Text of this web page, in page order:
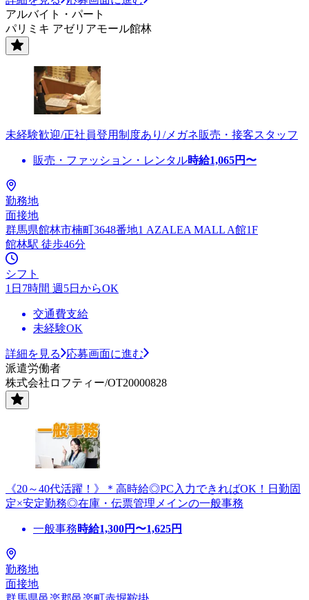
アルバイト・パート
パリミキ アゼリアモール館林
未経験歓迎/正社員登用制度あり/メガネ販売・接客スタッフ
販売・ファッション・レンタル時給1,065円〜
勤務地
面接地
群馬県館林市楠町3648番地1 AZALEA MALL A館1F
館林駅 徒歩46分
シフト
1日7時間 週5日からOK
交通費支給
未経験OK
詳細を見る
応募画面に進む
派遣労働者
株式会社ロフティー/OT20000828
《20～40代活躍！》＊高時給◎PC入力できればOK！日勤固
定×安定勤務◎在庫・伝票管理メインの一般事務
一般事務時給1,300円〜1,625円
勤務地
面接地